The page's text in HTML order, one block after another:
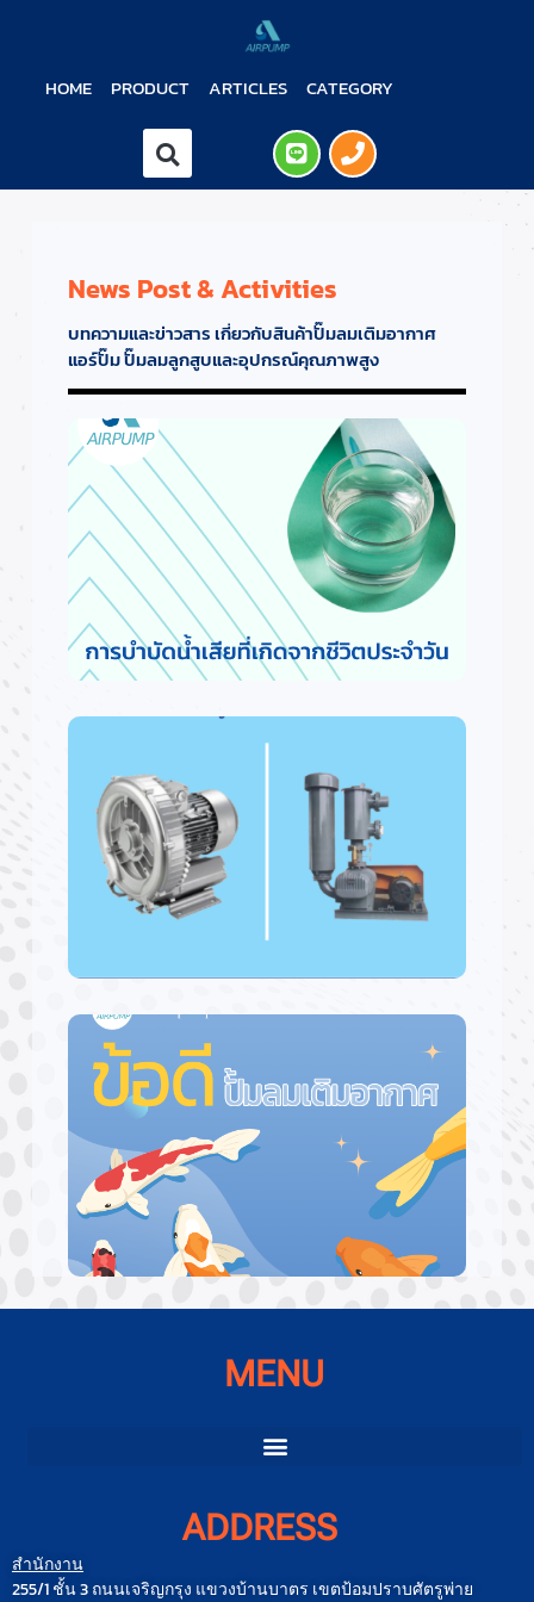
HOME PRODUCT ARTICLES CATEGORY
News Post & Activities
บทความและข่าวสาร เกี่ยวกับสินค้าปั๊มลมเติมอากาศ
แอร์ปั๊ม ปั๊มลมลูกสูบและอุปกรณ์คุณภาพสูง
การบำบัดน้ำเสีย ที่เกิดจากชีวิตประจำ
วัน
ประโยนชน์ Root Blower และ Ring
ข้อดีของปั๊มลมเติมอากาศ
MENU
ADDRESS
สำนักงาน
255/1 ชั้น 3 ถนนเจริญกรุง แขวงบ้านบาตร เขตป้อมปราบศัตรูพ่าย